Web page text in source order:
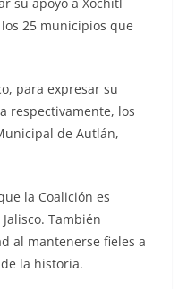
los 25 municipios que
para expresar su
respectivamente, los
de Autlán,
la Coalición es
También
al mantenerse fieles a
la historia.